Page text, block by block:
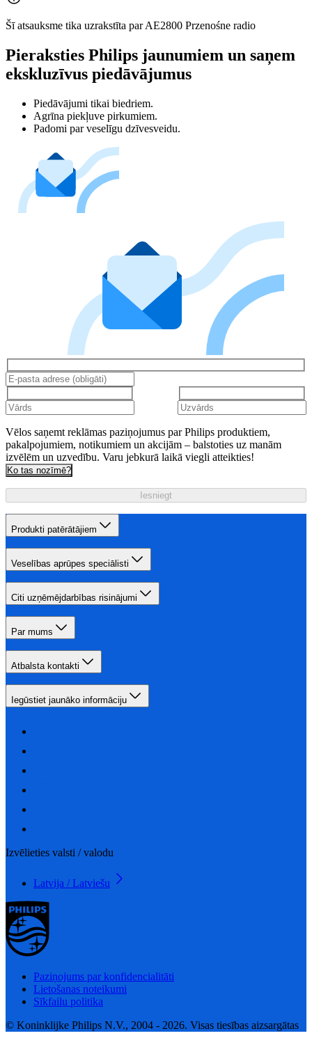
Šī atsauksme tika uzrakstīta par AE2800 Przenośne radio
Pieraksties Philips jaunumiem un saņem
ekskluzīvus piedāvājumus
Piedāvājumi tikai biedriem.
Agrīna piekļuve pirkumiem.
Padomi par veselīgu dzīvesveidu.
Vēlos saņemt reklāmas paziņojumus par Philips produktiem,
pakalpojumiem, notikumiem un akcijām – balstoties uz manām
izvēlēm un uzvedību. Varu jebkurā laikā viegli atteikties!
Ko tas nozīmē?
Iesniegt
Produkti patērātājiem
Veselības aprūpes speciālisti
Citi uzņēmējdarbības risinājumi
Par mums
Atbalsta kontakti
Iegūstiet jaunāko informāciju
Izvēlieties valsti / valodu
Latvija / Latviešu
Paziņojums par konfidencialitāti
Lietošanas noteikumi
Sīkfailu politika
© Koninklijke Philips N.V., 2004 - 2026. Visas tiesības aizsargātas